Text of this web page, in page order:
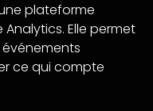
plateforme
Elle permet
ce qui compte